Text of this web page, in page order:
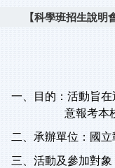
【科學班招生說
一、目的：活動旨
意報考本
二、承辦單位：國立
三、活動及參加對象